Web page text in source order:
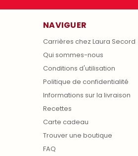
NAVIGUER
Carrières chez Laura Secord
Qui sommes-nous
Conditions d'utilisation
Politique de confidentialité
Informations sur la livraison
Recettes
Carte cadeau
Trouver une boutique
FAQ